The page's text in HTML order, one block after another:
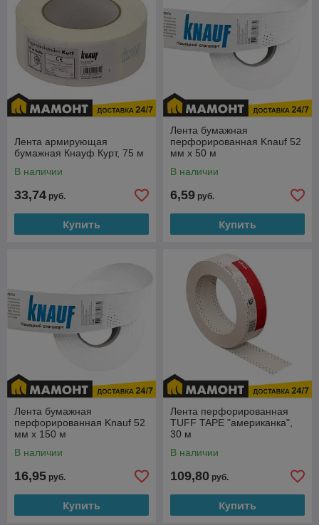
Ассортимент еще шире;
Автоматический расчет доставки и разгрузки;
Удобное оформление заказа
Купить ленты для швов в интернет-магазине Мамонт.бел
Лента армирующая
бумажная Кнауф Курт, 75 м
В наличии
33,74 руб.
Купить
Лента бумажная
перфорированная Knauf 52
мм х 50 м
В наличии
6,59 руб.
Купить
Лента бумажная
перфорированная Knauf 52
мм х 150 м
В наличии
16,95 руб.
Купить
Лента перфорированная
TUFF TAPE "американка",
30 м
В наличии
109,80 руб.
Купить